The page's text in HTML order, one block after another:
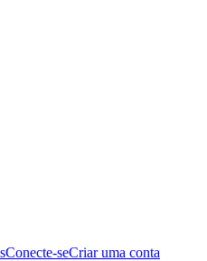
Conecte-seCriar uma conta